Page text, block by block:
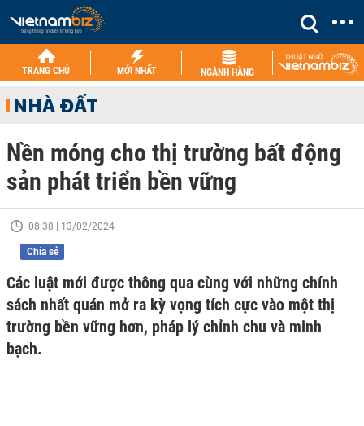
TRANG CHỦ MỚI NHẤT NGÀNH HÀNG
NHÀ ĐẤT
Nền móng cho thị trường bất động
sản phát triển bền vững
08:38 | 13/02/2024
Chia sẻ
Các luật mới được thông qua cùng với những chính
sách nhất quán mở ra kỳ vọng tích cực vào một thị
trường bền vững hơn, pháp lý chỉnh chu và minh
bạch.